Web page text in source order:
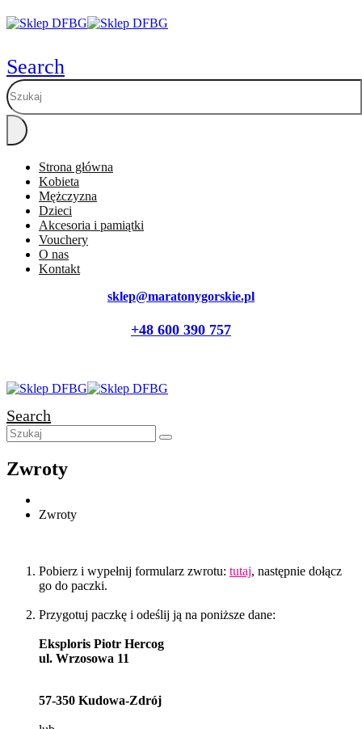
Search
Strona główna
Kobieta
Mężczyzna
Dzieci
Akcesoria i pamiątki
Vouchery
O nas
Kontakt
sklep@maratonygorskie.pl
+48 600 390 757
Search
Zwroty
Zwroty
Pobierz i wypełnij formularz zwrotu: tutaj, następnie dołącz
go do paczki.
Przygotuj paczkę i odeślij ją na poniższe dane:
Eksploris Piotr Hercog
ul. Wrzosowa 11
57-350 Kudowa-Zdrój